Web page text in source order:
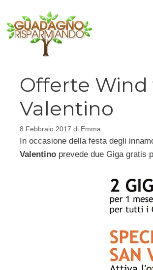
contenuto
Offerte Wind
Valentino
8 Febbraio 2017 di Emma
In occasione della festa degli
Valentino prevede due Giga gratis